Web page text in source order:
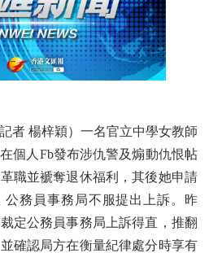
楊梓穎）一名官立中學女教師
個人Fb發布涉仇警及煽動仇恨帖
職並褫奪退休福利，其後她申請
公務員事務局不服提出上訴。昨
定公務員事務局上訴得直，推翻
確認局方在衡量紀律處分時享有